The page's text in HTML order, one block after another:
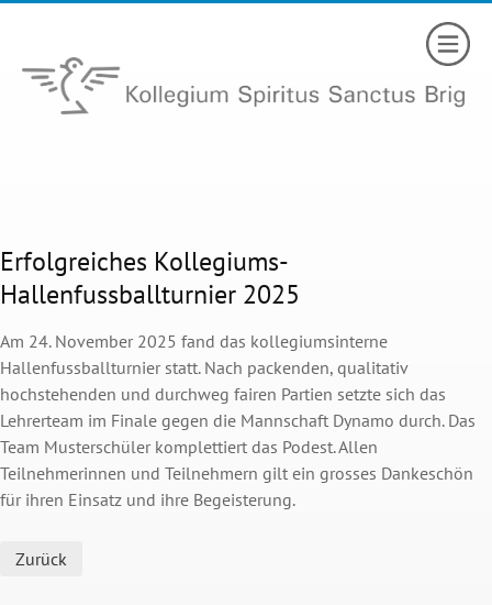
Erfolgreiches Kollegiums-
Hallenfussballturnier 2025
Am 24. November 2025 fand das kollegiumsinterne
Hallenfussballturnier statt. Nach packenden, qualitativ
hochstehenden und durchweg fairen Partien setzte sich das
Lehrerteam im Finale gegen die Mannschaft Dynamo durch. Das
Team Musterschüler komplettiert das Podest. Allen
Teilnehmerinnen und Teilnehmern gilt ein grosses Dankeschön
für ihren Einsatz und ihre Begeisterung.
Zurück